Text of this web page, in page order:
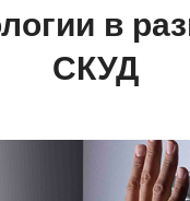
в
СКУД